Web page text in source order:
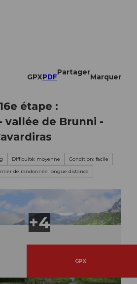
GPXPDF
Partager
Marquer
étape :
vallée de Brunni -
Difficulté: moyenne
Condition: facile
de randonnée longue distance
GPX
6,24 km